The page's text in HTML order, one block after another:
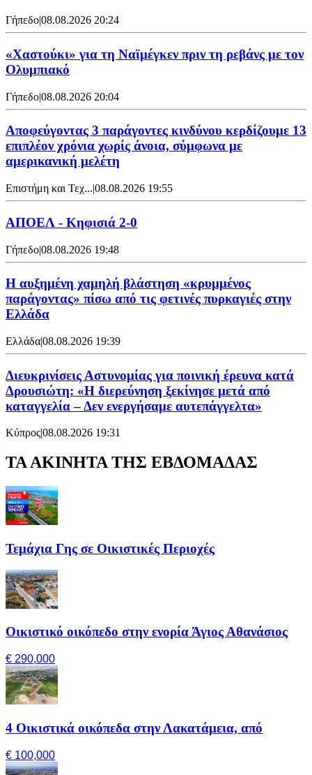
Γήπεδο|08.08.2026 20:24
«Χαστούκι» για τη Ναϊμέγκεν πριν τη ρεβάνς με τον
Ολυμπιακό
Γήπεδο|08.08.2026 20:04
Αποφεύγοντας 3 παράγοντες κινδύνου κερδίζουμε 13
επιπλέον χρόνια χωρίς άνοια, σύμφωνα με
αμερικανική μελέτη
Επιστήμη και Τεχ...|08.08.2026 19:55
ΑΠΟΕΛ - Κηφισιά 2-0
Γήπεδο|08.08.2026 19:48
Η αυξημένη χαμηλή βλάστηση «κρυμμένος
παράγοντας» πίσω από τις φετινές πυρκαγιές στην
Ελλάδα
Ελλάδα|08.08.2026 19:39
Διευκρινίσεις Αστυνομίας για ποινική έρευνα κατά
Δρουσιώτη: «Η διερεύνηση ξεκίνησε μετά από
καταγγελία – Δεν ενεργήσαμε αυτεπάγγελτα»
Κύπρος|08.08.2026 19:31
ΤΑ ΑΚΙΝΗΤΑ ΤΗΣ ΕΒΔΟΜΑΔΑΣ
Τεμάχια Γης σε Οικιστικές Περιοχές
Οικιστικό οικόπεδο στην ενορία Άγιος Αθανάσιος
€ 290,000
4 Οικιστικά οικόπεδα στην Λακατάμεια, από
€ 100,000